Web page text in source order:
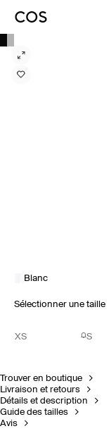
Blanc
Sélectionner une taille
XS S
Trouver en boutique
Livraison et retours
Détails et description
Guide des tailles
Avis